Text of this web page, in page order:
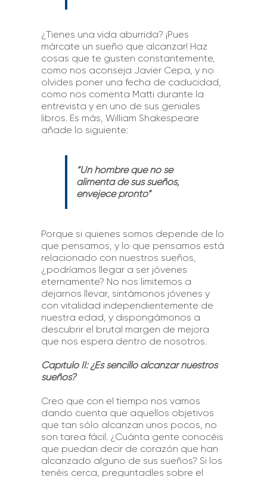
¿Tienes una vida aburrida? ¡Pues
márcate un sueño que alcanzar! Haz
cosas que te gusten constantemente,
como nos aconseja Javier Cepa, y no
olvides poner una fecha de caducidad,
como nos comenta Matti durante la
entrevista y en uno de sus geniales
libros. Es más, William Shakespeare
añade lo siguiente:
“Un hombre que no se
alimenta de sus sueños,
envejece pronto”
Porque si quienes somos depende de lo
que pensamos, y lo que pensamos está
relacionado con nuestros sueños,
¿podríamos llegar a ser jóvenes
eternamente? No nos limitemos a
dejarnos llevar, sintámonos jóvenes y
con vitalidad independientemente de
nuestra edad, y dispongámonos a
descubrir el brutal margen de mejora
que nos espera dentro de nosotros.
Capítulo II: ¿Es sencillo alcanzar nuestros
sueños?
Creo que con el tiempo nos vamos
dando cuenta que aquellos objetivos
que tan sólo alcanzan unos pocos, no
son tarea fácil. ¿Cuánta gente conocéis
que puedan decir de corazón que han
alcanzado alguno de sus sueños? Si los
tenéis cerca, preguntadles sobre el